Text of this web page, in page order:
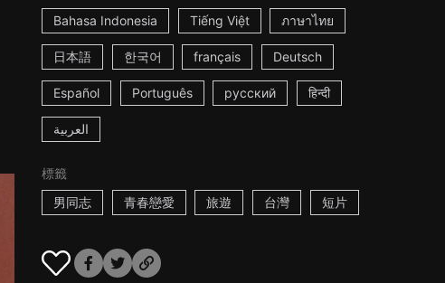
Bahasa Indonesia Tiếng Việt ภาษาไทย
日本語 한국어 français Deutsch
Español Português русский हिन्दी
العربية
標籤
男同志
青春戀愛 旅遊 台灣 短片